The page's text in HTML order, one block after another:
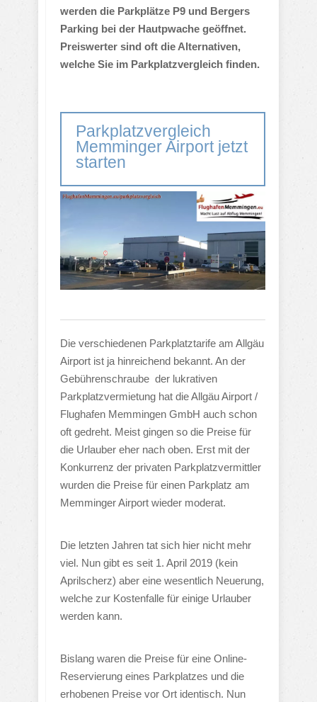
werden die Parkplätze P9 und Bergers
Parking bei der Hautpwache geöffnet.
Preiswerter sind oft die Alternativen,
welche Sie im Parkplatzvergleich finden.
Parkplatzvergleich
Memminger Airport jetzt
starten
Die verschiedenen Parkplatztarife am Allgäu
Airport ist ja hinreichend bekannt. An der
Gebührenschraube der lukrativen
Parkplatzvermietung hat die Allgäu Airport /
Flughafen Memmingen GmbH auch schon
oft gedreht. Meist gingen so die Preise für
die Urlauber eher nach oben. Erst mit der
Konkurrenz der privaten Parkplatzvermittler
wurden die Preise für einen Parkplatz am
Memminger Airport wieder moderat.
Die letzten Jahren tat sich hier nicht mehr
viel. Nun gibt es seit 1. April 2019 (kein
Aprilscherz) aber eine wesentlich Neuerung,
welche zur Kostenfalle für einige Urlauber
werden kann.
Bislang waren die Preise für eine Online-
Reservierung eines Parkplatzes und die
erhobenen Preise vor Ort identisch. Nun